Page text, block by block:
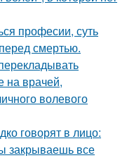
професии, суть
смертью.
на врачей,
волевого
говорят в лицо:
закрываешь все